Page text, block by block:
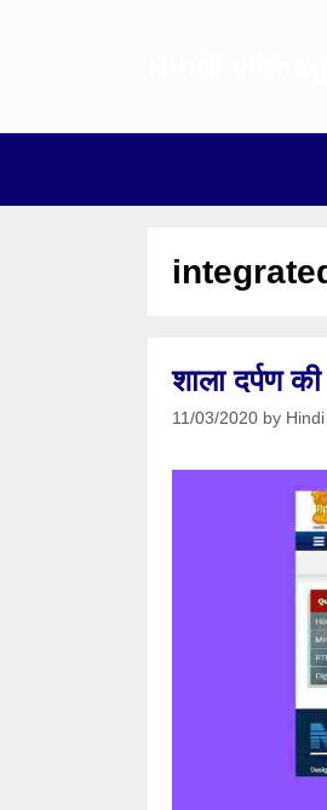
शाला दर्पण
11/03/2020 by